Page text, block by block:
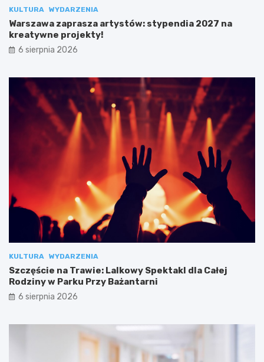
KULTURA WYDARZENIA
Warszawa zaprasza artystów: stypendia 2027 na
kreatywne projekty!
6 sierpnia 2026
KULTURA WYDARZENIA
Szczęście na Trawie: Lalkowy Spektakl dla Całej
Rodziny w Parku Przy Bażantarni
6 sierpnia 2026